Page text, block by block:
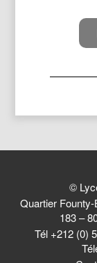
©
Quartier Founty-
183 –
Tél +212 (0)